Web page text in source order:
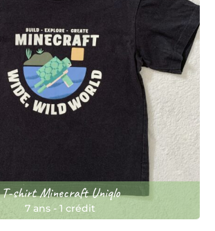
T-shirt Minecraft Uniqlo
7 ans - 1 crédit